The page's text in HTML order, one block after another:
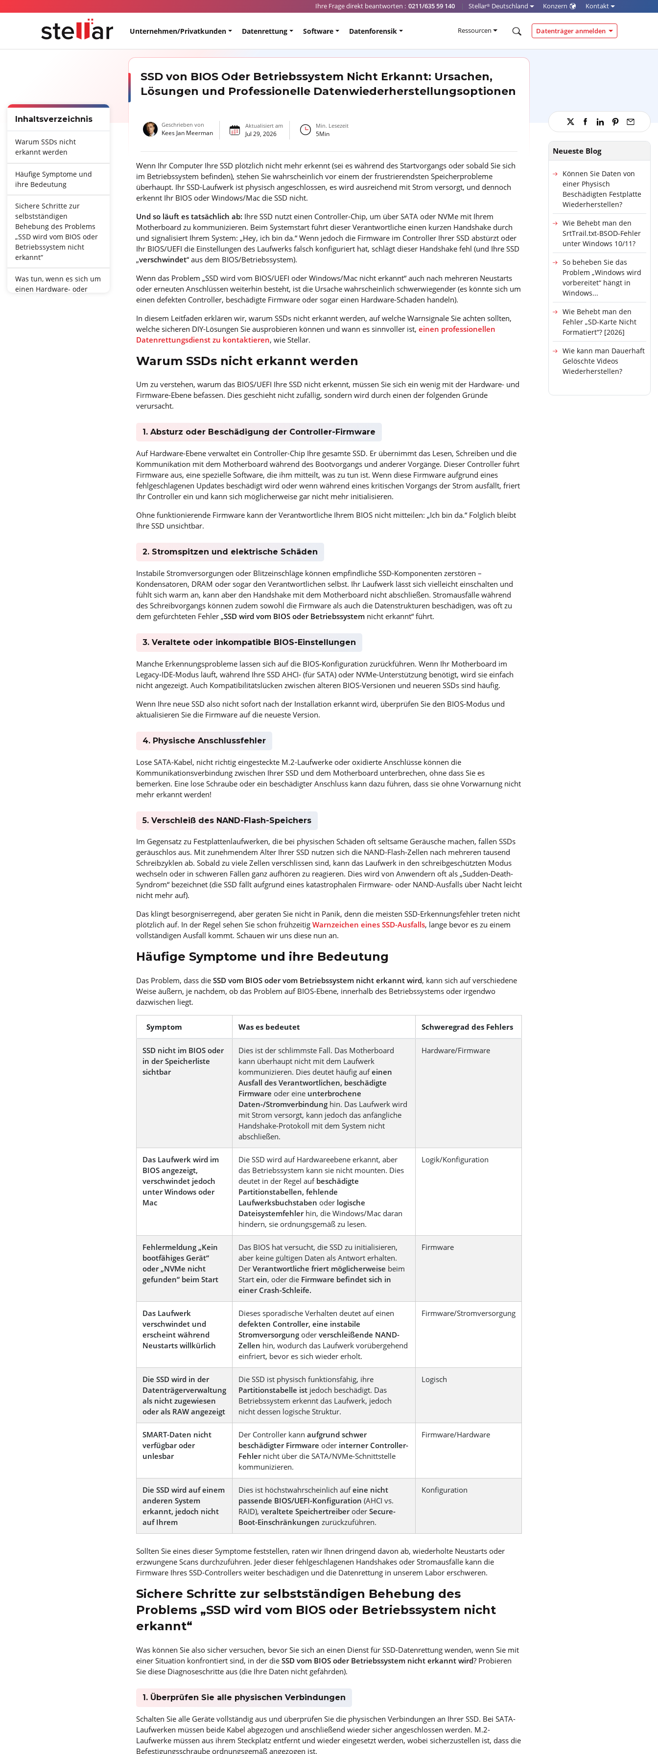
Ihre Frage direkt beantworten : 0211/635 59 140 | Stellar®Deutschland Konzern Kontakt
Unternehmen/Privatkunden Datenrettung Software Datenforensik Ressourcen Datenträger anmelden
Inhaltsverzeichnis
Warum SSDs nicht
erkannt werden
Häufige Symptome und
ihre Bedeutung
Sichere Schritte zur
selbstständigen
Behebung des Problems
„SSD wird vom BIOS oder
Betriebssystem nicht
erkannt“
Was tun, wenn es sich um
einen Hardware- oder
SSD von BIOS Oder Betriebssystem Nicht Erkannt: Ursachen,
Lösungen und Professionelle Datenwiederherstellungsoptionen
Geschrieben von
Kees Jan Meerman
Aktualisiert am
Jul 29, 2026
Min. Lesezeit
5Min
Wenn Ihr Computer Ihre SSD plötzlich nicht mehr erkennt (sei es während des Startvorgangs oder sobald Sie sich
im Betriebssystem befinden), stehen Sie wahrscheinlich vor einem der frustrierendsten Speicherprobleme
überhaupt. Ihr SSD-Laufwerk ist physisch angeschlossen, es wird ausreichend mit Strom versorgt, und dennoch
erkennt Ihr BIOS oder Windows/Mac die SSD nicht.
Und so läuft es tatsächlich ab: Ihre SSD nutzt einen Controller-Chip, um über SATA oder NVMe mit Ihrem
Motherboard zu kommunizieren. Beim Systemstart führt dieser Verantwortliche einen kurzen Handshake durch
und signalisiert Ihrem System: „Hey, ich bin da.“ Wenn jedoch die Firmware im Controller Ihrer SSD abstürzt oder
Ihr BIOS/UEFI die Einstellungen des Laufwerks falsch konfiguriert hat, schlägt dieser Handshake fehl (und Ihre SSD
„verschwindet“ aus dem BIOS/Betriebssystem).
Wenn das Problem „SSD wird vom BIOS/UEFI oder Windows/Mac nicht erkannt“ auch nach mehreren Neustarts
oder erneuten Anschlüssen weiterhin besteht, ist die Ursache wahrscheinlich schwerwiegender (es könnte sich um
einen defekten Controller, beschädigte Firmware oder sogar einen Hardware-Schaden handeln).
In diesem Leitfaden erklären wir, warum SSDs nicht erkannt werden, auf welche Warnsignale Sie achten sollten,
welche sicheren DIY-Lösungen Sie ausprobieren können und wann es sinnvoller ist, einen professionellen
Datenrettungsdienst zu kontaktieren, wie Stellar.
Warum SSDs nicht erkannt werden
Um zu verstehen, warum das BIOS/UEFI Ihre SSD nicht erkennt, müssen Sie sich ein wenig mit der Hardware- und
Firmware-Ebene befassen. Dies geschieht nicht zufällig, sondern wird durch einen der folgenden Gründe
verursacht.
1. Absturz oder Beschädigung der Controller-Firmware
Auf Hardware-Ebene verwaltet ein Controller-Chip Ihre gesamte SSD. Er übernimmt das Lesen, Schreiben und die
Kommunikation mit dem Motherboard während des Bootvorgangs und anderer Vorgänge. Dieser Controller führt
Firmware aus, eine spezielle Software, die ihm mitteilt, was zu tun ist. Wenn diese Firmware aufgrund eines
fehlgeschlagenen Updates beschädigt wird oder wenn während eines kritischen Vorgangs der Strom ausfällt, friert
Ihr Controller ein und kann sich möglicherweise gar nicht mehr initialisieren.
Ohne funktionierende Firmware kann der Verantwortliche Ihrem BIOS nicht mitteilen: „Ich bin da.“ Folglich bleibt
Ihre SSD unsichtbar.
2. Stromspitzen und elektrische Schäden
Instabile Stromversorgungen oder Blitzeinschläge können empfindliche SSD-Komponenten zerstören –
Kondensatoren, DRAM oder sogar den Verantwortlichen selbst. Ihr Laufwerk lässt sich vielleicht einschalten und
fühlt sich warm an, kann aber den Handshake mit dem Motherboard nicht abschließen. Stromausfälle während
des Schreibvorgangs können zudem sowohl die Firmware als auch die Datenstrukturen beschädigen, was oft zu
dem gefürchteten Fehler „SSD wird vom BIOS oder Betriebssystem nicht erkannt“ führt.
3. Veraltete oder inkompatible BIOS-Einstellungen
Manche Erkennungsprobleme lassen sich auf die BIOS-Konfiguration zurückführen. Wenn Ihr Motherboard im
Legacy-IDE-Modus läuft, während Ihre SSD AHCI- (für SATA) oder NVMe-Unterstützung benötigt, wird sie einfach
nicht angezeigt. Auch Kompatibilitätslücken zwischen älteren BIOS-Versionen und neueren SSDs sind häufig.
Wenn Ihre neue SSD also nicht sofort nach der Installation erkannt wird, überprüfen Sie den BIOS-Modus und
aktualisieren Sie die Firmware auf die neueste Version.
4. Physische Anschlussfehler
Lose SATA-Kabel, nicht richtig eingesteckte M.2-Laufwerke oder oxidierte Anschlüsse können die
Kommunikationsverbindung zwischen Ihrer SSD und dem Motherboard unterbrechen, ohne dass Sie es
bemerken. Eine lose Schraube oder ein beschädigter Anschluss kann dazu führen, dass sie ohne Vorwarnung nicht
mehr erkannt werden!
5. Verschleiß des NAND-Flash-Speichers
Im Gegensatz zu Festplattenlaufwerken, die bei physischen Schäden oft seltsame Geräusche machen, fallen SSDs
geräuschlos aus. Mit zunehmendem Alter Ihrer SSD nutzen sich die NAND-Flash-Zellen nach mehreren tausend
Schreibzyklen ab. Sobald zu viele Zellen verschlissen sind, kann das Laufwerk in den schreibgeschützten Modus
wechseln oder in schweren Fällen ganz aufhören zu reagieren. Dies wird von Anwendern oft als „Sudden-Death-
Syndrom“ bezeichnet (die SSD fällt aufgrund eines katastrophalen Firmware- oder NAND-Ausfalls über Nacht leicht
nicht mehr auf).
Das klingt besorgniserregend, aber geraten Sie nicht in Panik, denn die meisten SSD-Erkennungsfehler treten nicht
plötzlich auf. In der Regel sehen Sie schon frühzeitig Warnzeichen eines SSD-Ausfalls, lange bevor es zu einem
vollständigen Ausfall kommt. Schauen wir uns diese nun an.
Häufige Symptome und ihre Bedeutung
Das Problem, dass die SSD vom BIOS oder vom Betriebssystem nicht erkannt wird, kann sich auf verschiedene
Weise äußern, je nachdem, ob das Problem auf BIOS-Ebene, innerhalb des Betriebssystems oder irgendwo
dazwischen liegt.
Symptom Was es bedeutet Schweregrad des Fehlers
SSD nicht im BIOS oder
in der Speicherliste
sichtbar
Dies ist der schlimmste Fall. Das Motherboard
kann überhaupt nicht mit dem Laufwerk
kommunizieren. Dies deutet häufig aufeinen
Ausfall des Verantwortlichen, beschädigte
Firmware oder eine unterbrochene
Daten-/Stromverbindung hin. Das Laufwerk wird
mit Strom versorgt, kann jedoch das anfängliche
Handshake-Protokoll mit dem System nicht
abschließen.
Hardware/Firmware
Das Laufwerk wird im
BIOS angezeigt,
verschwindet jedoch
unter Windows oder
Mac
Die SSD wird auf Hardwareebene erkannt, aber
das Betriebssystem kann sie nicht mounten. Dies
deutet in der Regel auf beschädigte
Partitionstabellen, fehlende
Laufwerksbuchstaben oder logische
Dateisystemfehlerhin, die Windows/Mac daran
hindern, sie ordnungsgemäß zu lesen.
Logik/Konfiguration
Fehlermeldung „Kein
bootfähiges Gerät“
oder „NVMe nicht
gefunden“ beim Start
Das BIOS hat versucht, die SSD zu initialisieren,
aber keine gültigen Daten als Antwort erhalten.
Der Verantwortliche friert möglicherweise beim
Start ein, oder die Firmware befindet sich in
einer Crash-Schleife.
Firmware
Das Laufwerk
verschwindet und
erscheint während
Neustarts willkürlich
Dieses sporadische Verhalten deutet auf einen
defekten Controller, eine instabile
Stromversorgung oder verschleißende NAND-
Zellen hin, wodurch das Laufwerk vorübergehend
einfriert, bevor es sich wieder erholt.
Firmware/Stromversorgung
Die SSD wird in der
Datenträgerverwaltung
als nicht zugewiesen
oder als RAW angezeigt
Die SSD ist physisch funktionsfähig, ihre
Partitionstabelle ist jedoch beschädigt. Das
Betriebssystem erkennt das Laufwerk, jedoch
nicht dessen logische Struktur.
Logisch
SMART-Daten nicht
verfügbar oder
unlesbar
Der Controller kann aufgrund schwer
beschädigter Firmware oder interner Controller-
Fehlernicht über die SATA/NVMe-Schnittstelle
kommunizieren.
Firmware/Hardware
Die SSD wird auf einem
anderen System
erkannt, jedoch nicht
auf Ihrem
Dies ist höchstwahrscheinlich aufeine nicht
passende BIOS/UEFI-Konfiguration (AHCI vs.
RAID), veraltete Speichertreiberoder Secure-
Boot-Einschränkungen zurückzuführen.
Konfiguration
Sollten Sie eines dieser Symptome feststellen, raten wir Ihnen dringend davon ab, wiederholte Neustarts oder
erzwungene Scans durchzuführen. Jeder dieser fehlgeschlagenen Handshakes oder Stromausfälle kann die
Firmware Ihres SSD-Controllers weiter beschädigen und die Datenrettung in unserem Labor erschweren.
Sichere Schritte zur selbstständigen Behebung des
Problems „SSD wird vom BIOS oder Betriebssystem nicht
erkannt“
Was können Sie also sicher versuchen, bevor Sie sich an einen Dienst für SSD-Datenrettung wenden, wenn Sie mit
einer Situation konfrontiert sind, in der die SSD vom BIOS oder Betriebssystem nicht erkannt wird? Probieren
Sie diese Diagnoseschritte aus (die Ihre Daten nicht gefährden).
1. Überprüfen Sie alle physischen Verbindungen
Schalten Sie alle Geräte vollständig aus und überprüfen Sie die physischen Verbindungen an Ihrer SSD. Bei SATA-
Laufwerken müssen beide Kabel abgezogen und anschließend wieder sicher angeschlossen werden. M.2-
Laufwerke müssen aus ihrem Steckplatz entfernt und wieder eingesetzt werden, wobei sicherzustellen ist, dass die
Befestigungsschraube ordnungsgemäß angezogen ist.
Neueste Blog
Können Sie Daten von
einer Physisch
Beschädigten Festplatte
Wiederherstellen?
Wie Behebt man den
SrtTrail.txt-BSOD-Fehler
unter Windows 10/11?
So beheben Sie das
Problem „Windows wird
vorbereitet“ hängt in
Windows...
Wie Behebt man den
Fehler „SD-Karte Nicht
Formatiert“? [2026]
Wie kann man Dauerhaft
Gelöschte Videos
Wiederherstellen?